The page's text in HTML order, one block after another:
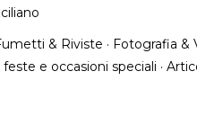
& Riviste · Fotografia &
e occasioni speciali ·